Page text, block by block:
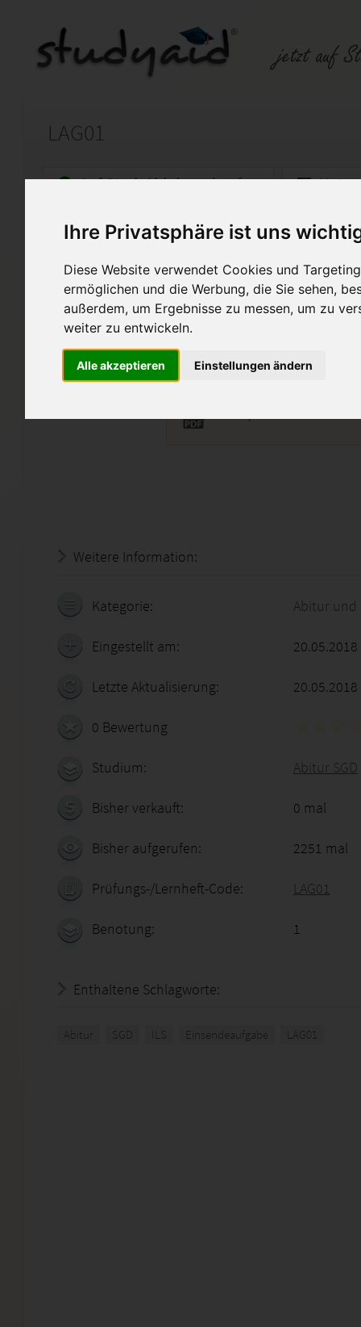
Ihre Privatsphäre ist uns
Diese Website verwendet Cookies und
ermöglichen und die Werbung, die Sie sehen,
außerdem, um Ergebnisse zu messen, um zu
weiter zu entwickeln.
Alle akzeptieren Einstellungen ändern
LAG01
Auf StudyAid.de verkaufen
Startseite Abitur und Hochschule
Abitur SGD Lösung
Lösung Einsendeaufgabe Abitur
Weitere Information:
Kategorie: Abitur und
Eingestellt am:
Letzte Aktualisierung: 20.05.2018
0 Bewertung
Studium: Abitur SGD
Bisher verkauft: 0 mal
Bisher aufgerufen: 2251 mal
Prüfungs-/Lernheft-Code: LAG01
Benotung: 1
Enthaltene Schlagworte:
Abitur SGD ILS Einsendeaufgabe LAG01